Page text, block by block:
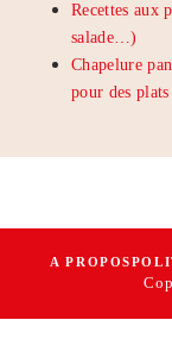
Recettes aux
salade…)
Chapelure
pour des
A PROPOS